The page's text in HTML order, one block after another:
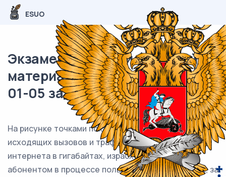
ESUO
Экзаменационный (типовой)
материал ОГЭ / Математика /
01-05 задания (24) / 85
На рисунке точками показано количество минут
исходящих вызовов и трафик мобильного
интернета в гигабайтах, израсходованных
абонентом в процессе пользования смартфоном, за